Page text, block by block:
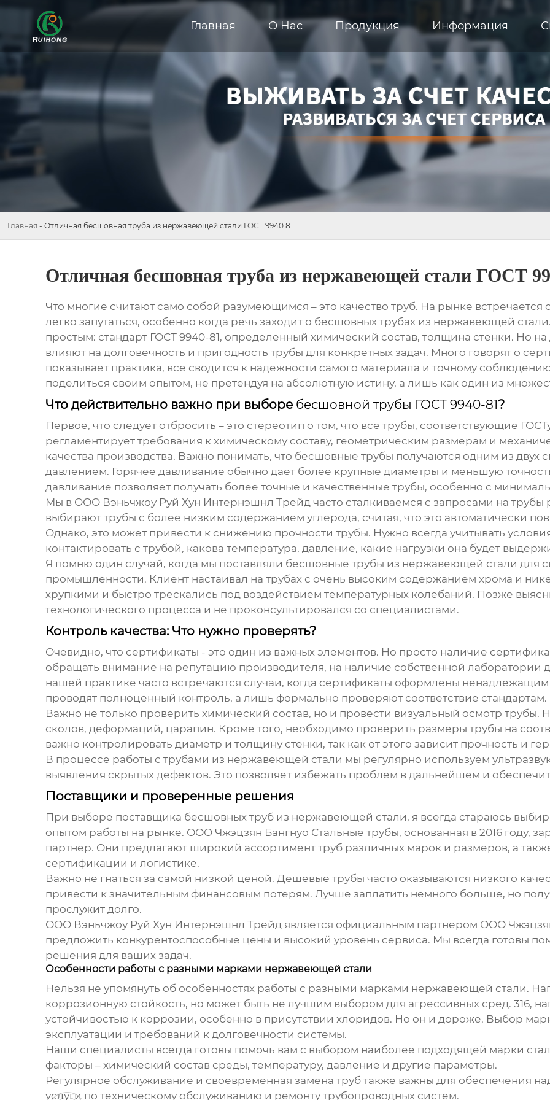
Главная О Hас Продукция Информация
Главная - Отличная бесшовная труба из нержавеющей стали ГОСТ 9940 81
Отличная бесшовная труба из нержавеющей стали ГОСТ
Что многие считают само собой разумеющимся – это качество труб. На рынке
легко запутаться, особенно когда речь заходит о бесшовных трубах из нержавеющей стали
простым: стандарт ГОСТ 9940-81, определенный химический состав, толщина стенки. Но
влияют на долговечность и пригодность трубы для конкретных задач. Много говорят о
показывает практика, все сводится к надежности самого материала и точному
поделиться своим опытом, не претендуя на абсолютную истину, а лишь как один из
Что действительно важно при выборе бесшовной трубы ГОСТ 9940-81?
Первое, что следует отбросить – это стереотип о том, что все трубы, соответствующие
регламентирует требования к химическому составу, геометрическим размерам и
качества производства. Важно понимать, что бесшовные трубы получаются одним из двух
давлением. Горячее давливание обычно дает более крупные диаметры и меньшую
давливание позволяет получать более точные и качественные трубы, особенно с
Мы в ООО Вэньчжоу Руй Хун Интернэшнл Трейд часто сталкиваемся с запросами на трубы
выбирают трубы с более низким содержанием углерода, считая, что это автоматически
Однако, это может привести к снижению прочности трубы. Нужно всегда учитывать
контактировать с трубой, какова температура, давление, какие нагрузки она будет
Я помню один случай, когда мы поставляли бесшовные трубы из нержавеющей стали для
промышленности. Клиент настаивал на трубах с очень высоким содержанием хрома и
хрупкими и быстро трескались под воздействием температурных колебаний. Позже
технологического процесса и не проконсультировался со специалистами.
Контроль качества: Что нужно проверять?
Очевидно, что сертификаты - это один из важных элементов. Но просто наличие
обращать внимание на репутацию производителя, на наличие собственной лаборатории
нашей практике часто встречаются случаи, когда сертификаты оформлены
проводят полноценный контроль, а лишь формально проверяют соответствие стандартам.
Важно не только проверить химический состав, но и провести визуальный осмотр
сколов, деформаций, царапин. Кроме того, необходимо проверить размеры трубы на
важно контролировать диаметр и толщину стенки, так как от этого зависит прочность и
В процессе работы с трубами из нержавеющей стали мы регулярно используем
выявления скрытых дефектов. Это позволяет избежать проблем в дальнейшем и
Поставщики и проверенные решения
При выборе поставщика бесшовных труб из нержавеющей стали, я всегда стараюсь
опытом работы на рынке. ООО Чжэцзян Бангнуо Стальные трубы, основанная в 2016 году,
партнер. Они предлагают широкий ассортимент труб различных марок и размеров, а
сертификации и логистике.
Важно не гнаться за самой низкой ценой. Дешевые трубы часто оказываются низкого
привести к значительным финансовым потерям. Лучше заплатить немного больше, но
прослужит долго.
ООО Вэньчжоу Руй Хун Интернэшнл Трейд является официальным партнером ООО
предложить конкурентоспособные цены и высокий уровень сервиса. Мы всегда готовы
решения для ваших задач.
Особенности работы с разными марками нержавеющей стали
Нельзя не упомянуть об особенностях работы с разными марками нержавеющей стали.
коррозионную стойкость, но может быть не лучшим выбором для агрессивных сред. 316,
устойчивостью к коррозии, особенно в присутствии хлоридов. Но он и дороже. Выбор
эксплуатации и требований к долговечности системы.
Наши специалисты всегда готовы помочь вам с выбором наиболее подходящей марки
факторы – химический состав среды, температуру, давление и другие параметры.
Регулярное обслуживание и своевременная замена труб также важны для обеспечения
услуги по техническому обслуживанию и ремонту трубопроводных систем.